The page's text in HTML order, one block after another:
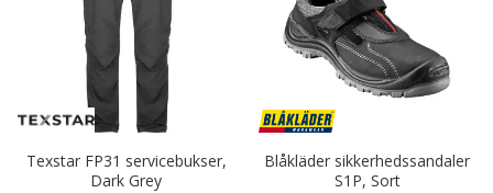
Texstar FP31 servicebukser,
Dark Grey
Blåkläder sikkerhedssandaler
S1P, Sort